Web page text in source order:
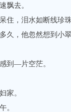
去。
，泪水如断线珍珠
，他忽然想到小翠
—片空茫。
。
。